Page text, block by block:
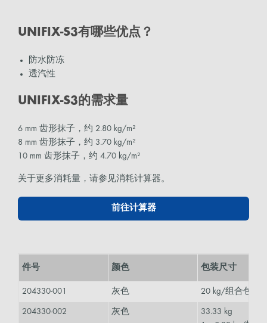
UNIFIX-S3有哪些优点？
防水防冻
透汽性
UNIFIX-S3的需求量
6 mm 齿形抹子，约 2.80 kg/m²
8 mm 齿形抹子，约 3.70 kg/m²
10 mm 齿形抹子，约 4.70 kg/m²
关于更多消耗量，请参见消耗计算器。
前往计算器
件号 颜色 包装尺寸
204330-001 灰色 20 kg/组合包装
204330-002 灰色
33.33 kg